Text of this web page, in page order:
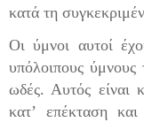
κατά τη
Οι ύμνοι αυτοί
υπόλοιπους ύμνους
ωδές. Αυτός είναι
κατ’ επέκταση